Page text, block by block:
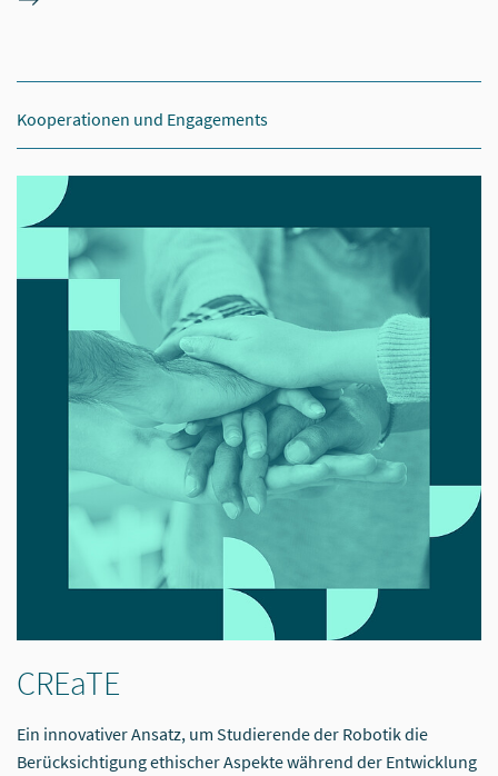
Kooperationen und Engagements
CREaTE
Ein innovativer Ansatz, um Studierende der Robotik die
Berücksichtigung ethischer Aspekte während der Entwicklung